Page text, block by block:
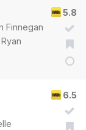
5.8
Finnegan
6.5